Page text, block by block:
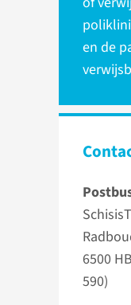
en de
6500
590)